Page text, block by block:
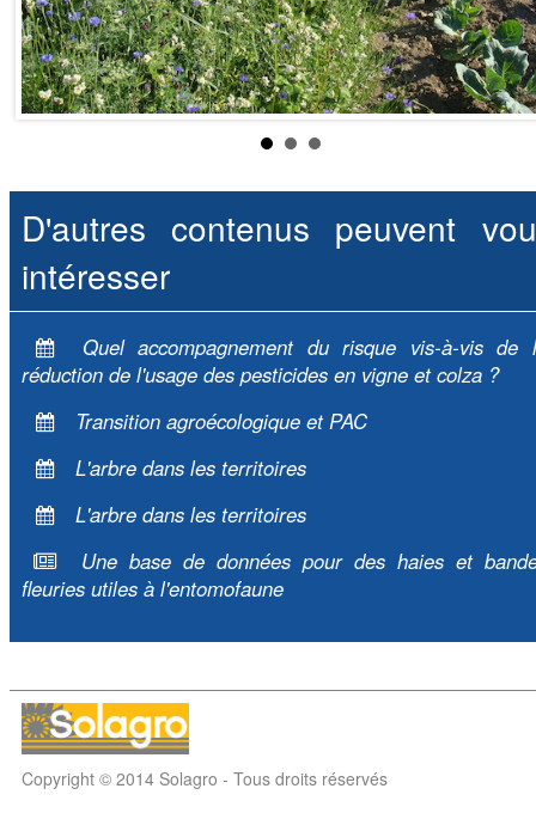
D'autres contenus peuvent
intéresser
Quel accompagnement du risque vis-à-vis de
réduction de l'usage des pesticides en vigne et colza ?
Transition agroécologique et PAC
L'arbre dans les territoires
L'arbre dans les territoires
Une base de données pour des haies et
fleuries utiles à l'entomofaune
Copyright © 2014 Solagro - Tous droits réservés